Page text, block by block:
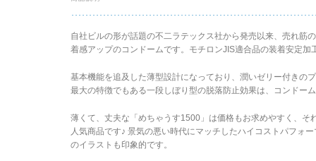
自社ビルの形が話題の不二ラテックス社から発売以来、売れ筋
着感アップのコンドームです。モチロンJIS適合品の装着安定
基本機能を追及した薄型設計になっており、潤いゼリー付きの
最大の特徴でもある一段しぼり型の脱落防止効果は、コンドー
薄くて、丈夫な「めちゃうす1500」は価格もお求めやすく、
人気商品です♪ 景気の悪い時代にマッチしたハイコストパフ
のイラストも印象的です。